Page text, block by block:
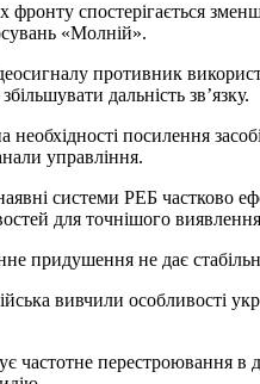
фронту спостерігається
«Молній».
противник
дальність зв’язку.
посилення
управління.
системи РЕБ частково
для точнішого виявлення
придушення не дає
вивчили особливості
частотне перестроювання